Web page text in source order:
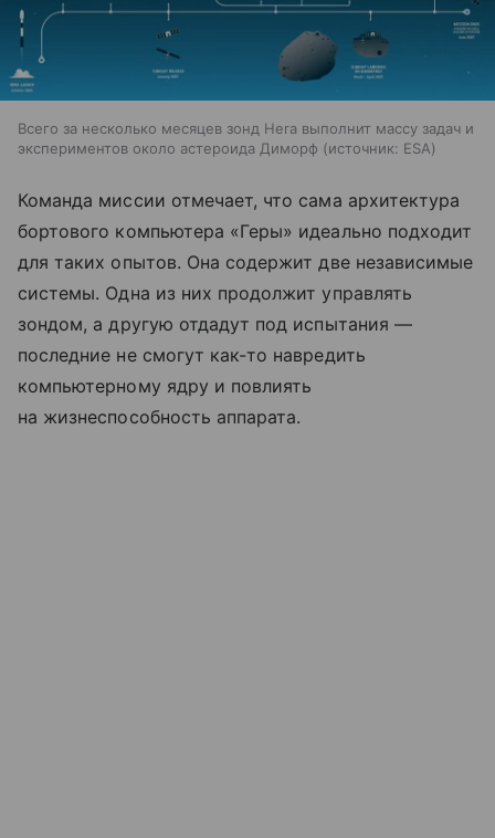
Всего за несколько месяцев зонд Hera выполнит массу задач и
экспериментов около астероида Диморф
источник: ESA
Команда миссии отмечает, что сама архитектура
бортового компьютера «Геры» идеально подходит
для таких опытов. Она содержит две независимые
системы. Одна из них продолжит управлять
зондом, а другую отдадут под испытания —
последние не смогут как-то навредить
компьютерному ядру и повлиять
на жизнеспособность аппарата.